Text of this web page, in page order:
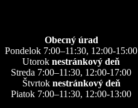
Obecný úrad
Pondelok 7:00–11:30, 12:00-15:00
Utorok nestránkový deň
Streda 7:00–11:30, 12:00-17:00
Štvrtok nestránkový deň
Piatok 7:00–11:30, 12:00-13:00